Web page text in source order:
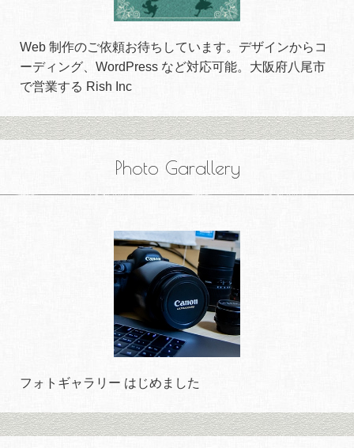
Web 制作のご依頼お待ちしています。デザインからコ
ーディング、WordPress など対応可能。大阪府八尾市
で営業する Rish Inc
Photo Garallery
フォトギャラリー はじめました